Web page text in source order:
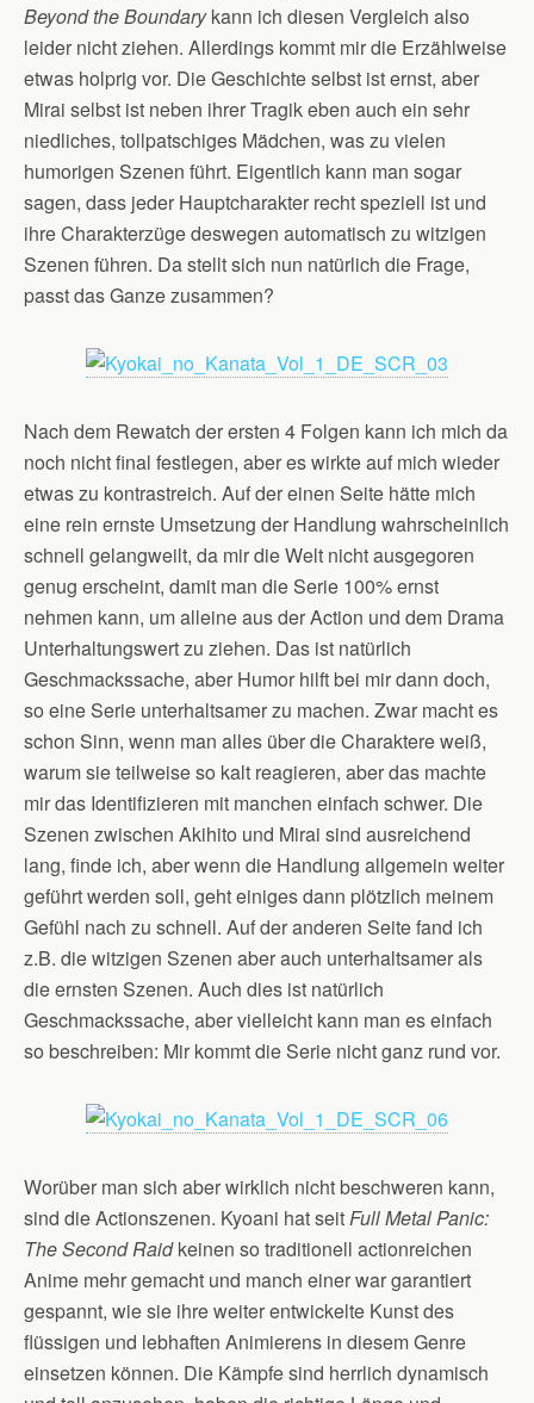
Beyond the Boundarykann ich diesen Vergleich also
leider nicht ziehen. Allerdings kommt mir die Erzählweise
etwas holprig vor. Die Geschichte selbst ist ernst, aber
Mirai selbst ist neben ihrer Tragik eben auch ein sehr
niedliches, tollpatschiges Mädchen, was zu vielen
humorigen Szenen führt. Eigentlich kann man sogar
sagen, dass jeder Hauptcharakter recht speziell ist und
ihre Charakterzüge deswegen automatisch zu witzigen
Szenen führen. Da stellt sich nun natürlich die Frage,
passt das Ganze zusammen?
Nach dem Rewatch der ersten 4 Folgen kann ich mich da
noch nicht final festlegen, aber es wirkte auf mich wieder
etwas zu kontrastreich. Auf der einen Seite hätte mich
eine rein ernste Umsetzung der Handlung wahrscheinlich
schnell gelangweilt, da mir die Welt nicht ausgegoren
genug erscheint, damit man die Serie 100% ernst
nehmen kann, um alleine aus der Action und dem Drama
Unterhaltungswert zu ziehen. Das ist natürlich
Geschmackssache, aber Humor hilft bei mir dann doch,
so eine Serie unterhaltsamer zu machen. Zwar macht es
schon Sinn, wenn man alles über die Charaktere weiß,
warum sie teilweise so kalt reagieren, aber das machte
mir das Identifizieren mit manchen einfach schwer. Die
Szenen zwischen Akihito und Mirai sind ausreichend
lang, finde ich, aber wenn die Handlung allgemein weiter
geführt werden soll, geht einiges dann plötzlich meinem
Gefühl nach zu schnell. Auf der anderen Seite fand ich
z.B. die witzigen Szenen aber auch unterhaltsamer als
die ernsten Szenen. Auch dies ist natürlich
Geschmackssache, aber vielleicht kann man es einfach
so beschreiben: Mir kommt die Serie nicht ganz rund vor.
Worüber man sich aber wirklich nicht beschweren kann,
sind die Actionszenen. Kyoani hat seitFull Metal Panic:
The Second Raidkeinen so traditionell actionreichen
Anime mehr gemacht und manch einer war garantiert
gespannt, wie sie ihre weiter entwickelte Kunst des
flüssigen und lebhaften Animierens in diesem Genre
einsetzen können. Die Kämpfe sind herrlich dynamisch